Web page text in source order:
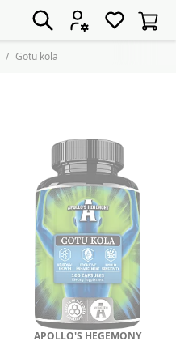
Gotu kola
APOLLO'S HEGEMONY